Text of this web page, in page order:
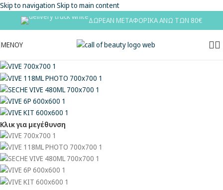
Skip to navigation Skip to main content
ΔΩΡΕΑΝ ΜΕΤΑΦΟΡΙΚΑ ΑΝΩ ΤΩΝ 80€
ΜΕΝΟΥ
Κλικ για μεγέθυνση